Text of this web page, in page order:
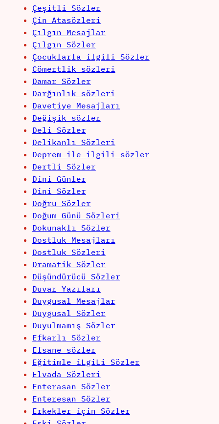
Çeşitli Sözler
Çin Atasözleri
Çılgın Mesajlar
Çılgın Sözler
Çocuklarla ilgili Sözler
Cömertlik sözleri
Damar Sözler
Darğınlık sözleri
Davetiye Mesajları
Değişik sözler
Deli Sözler
Delikanlı Sözleri
Deprem ile ilgili sözler
Dertli Sözler
Dini Günler
Dini Sözler
Doğru Sözler
Doğum Günü Sözleri
Dokunaklı Sözler
Dostluk Mesajları
Dostluk Sözleri
Dramatik Sözler
Düşündürücü Sözler
Duvar Yazıları
Duygusal Mesajlar
Duygusal Sözler
Duyulmamış Sözler
Efkarlı Sözler
Efsane sözler
Eğitimle iLgiLi Sözler
Elvada Sözleri
Enterasan Sözler
Enteresan Sözler
Erkekler için Sözler